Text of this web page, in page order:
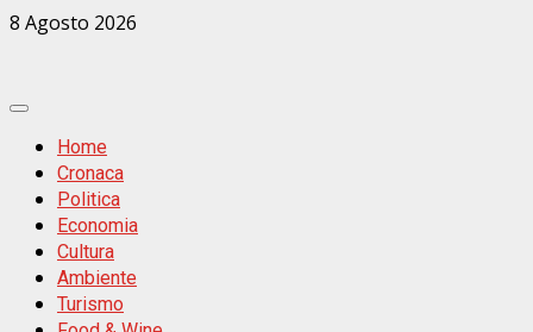
Zum
8 Agosto 2026
Primäres
MenüHome
Cronaca
Politica
Economia
Cultura
Ambiente
Turismo